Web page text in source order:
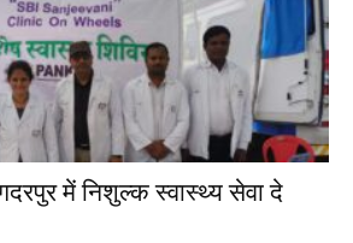
में निशुल्क स्वास्थ्य सेवा दे